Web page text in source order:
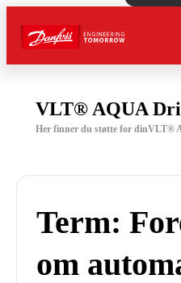
VLT® AQUA
Her finner du støtte for dinVLT®
Term:
om